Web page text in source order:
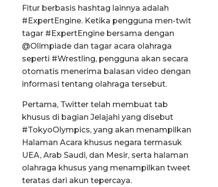
Fitur berbasis hashtag lainnya adalah
#ExpertEngine. Ketika pengguna men-twit
tagar #ExpertEngine bersama dengan
@Olimpiade dan tagar acara olahraga
seperti #Wrestling, pengguna akan secara
otomatis menerima balasan video dengan
informasi tentang olahraga tersebut.
Pertama, Twitter telah membuat tab
khusus di bagian Jelajahi yang disebut
#TokyoOlympics, yang akan menampilkan
Halaman Acara khusus negara termasuk
UEA, Arab Saudi, dan Mesir, serta halaman
olahraga khusus yang menampilkan tweet
teratas dari akun tepercaya.